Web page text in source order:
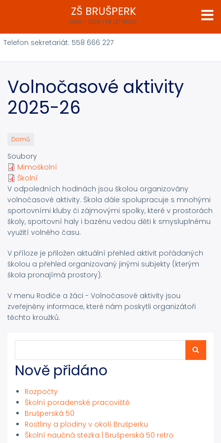
obsahu
ZŠ BRUŠPERK
1950 – 2020 | 70 LET ŠKOLY
Telefon sekretariát: 558 666 227
Volnočasové aktivity
2025-26
Domů
Soubory
Mimoškolní
Školní
V odpoledních hodinách jsou školou organizovány
volnočasové aktivity. Škola dále spolupracuje s mnohými
sportovními kluby či zájmovými spolky, které v prostorách
školy, sportovní haly i bazénu vedou děti k smysluplnému
využití volného času.
V příloze je přiložen aktuální přehled aktivit pořádaných
školou a přehled organizovaný jinými subjekty (kterým
škola pronajímá prostory).
V menu Rodiče a žáci - Volnočasové aktivity jsou
zveřejněny informace, které nám poskytli organizátoři
těchto kroužků.
Nově přidáno
Rozpočty
Školní poradenské pracoviště
Brušperská 50
Rostliny a plodiny v okolí Brušperku
Školní naučná stezka | Brušperská 50 retro